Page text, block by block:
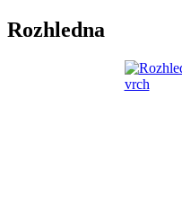
Rozhledna